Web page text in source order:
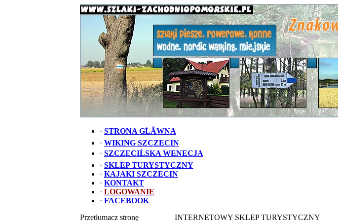
· STRONA GĹĂWNA
· WIKING SZCZECIN
· SZCZECIĹSKA WENECJA
· SKLEP TURYSTYCZNY
· KAJAKI SZCZECIN
· KONTAKT
· LOGOWANIE
· FACEBOOK
Przetłumacz stronę
INTERNETOWY SKLEP TURYSTYCZNY